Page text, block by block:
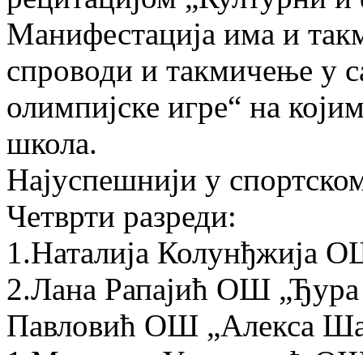
Манифестација има и
спроводи и такмичење у
олимпијске игре“ на
школа.
Најуспешнији у
Четврти разреди:
1.Наталија Колунђжија
2.Лана Рапајић ОШ
Павловић ОШ „Алекса